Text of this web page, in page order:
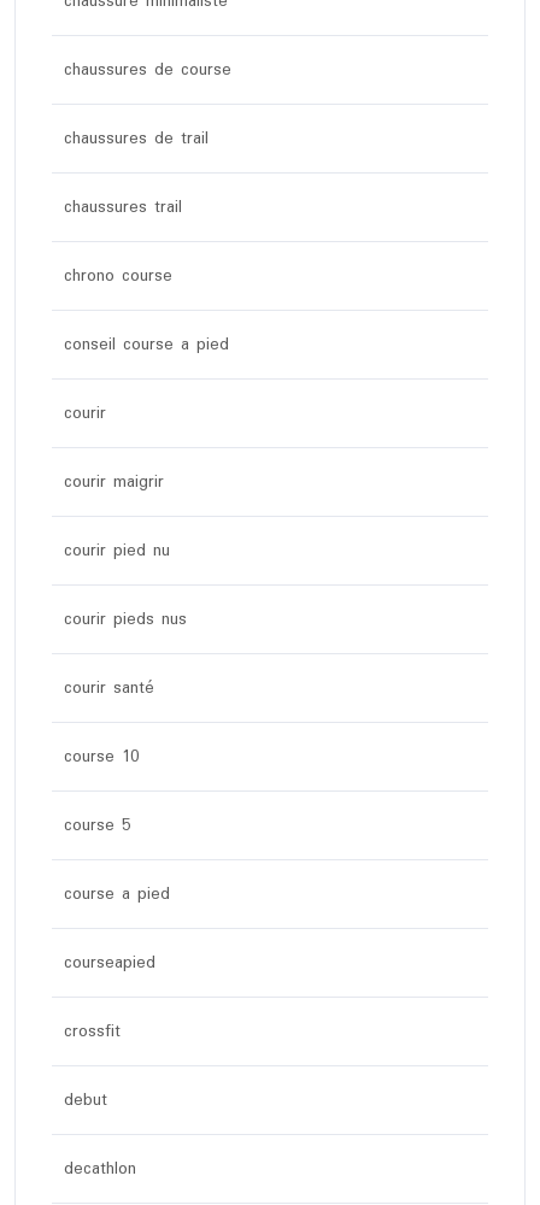
chaussures de course
chaussures de trail
chaussures trail
chrono course
conseil course a pied
courir
courir maigrir
courir pied nu
courir pieds nus
courir santé
course 10
course 5
course a pied
courseapied
crossfit
debut
decathlon